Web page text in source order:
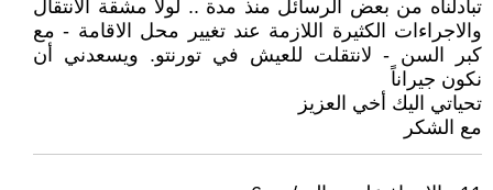
تبادلناه من بعض الرسائل منذ مدة .. لولا مشقة الانتقال
والاجراءات الكثيرة اللازمة عند تغيير محل الاقامة - مع
كبر السن - لانتقلت للعيش في تورنتو. ويسعدني أن
نكون جيراناً
تحياتي اليك أخي العزيز
مع الشكر